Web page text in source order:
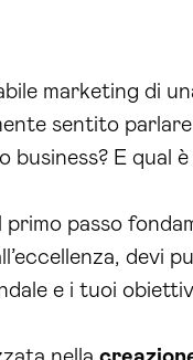
marketing di
sentito
business? E qual
primo passo
devi
e i tuoi